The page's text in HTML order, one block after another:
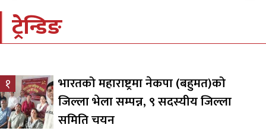
ट्रेन्डिङ
१
भारतको महाराष्ट्रमा नेकपा (बहुमत)को
जिल्ला भेला सम्पन्न, ९ सदस्यीय जिल्ला
समिति चयन